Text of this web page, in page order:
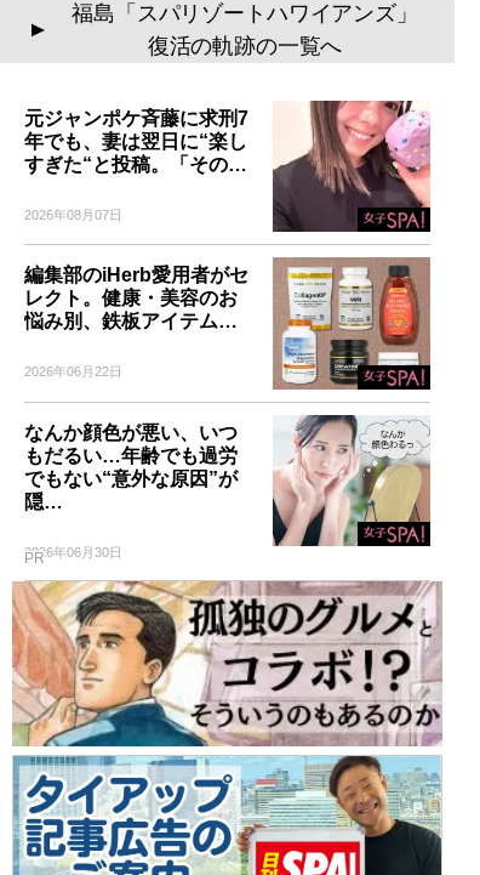
▲
福島「スパリゾートハワイアンズ」
復活の軌跡の一覧へ
元ジャンポケ斉藤に求刑7
年でも、妻は翌日に“楽し
すぎた“と投稿。「その…
2026年08月07日
編集部のiHerb愛用者がセ
レクト。健康・美容のお
悩み別、鉄板アイテム…
2026年06月22日
なんか顔色が悪い、いつ
もだるい…年齢でも過労
でもない“意外な原因”が
隠…
2026年06月30日
PR